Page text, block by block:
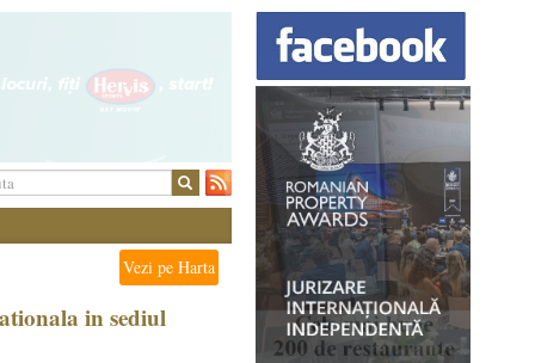
Vezi pe Harta
in sediul